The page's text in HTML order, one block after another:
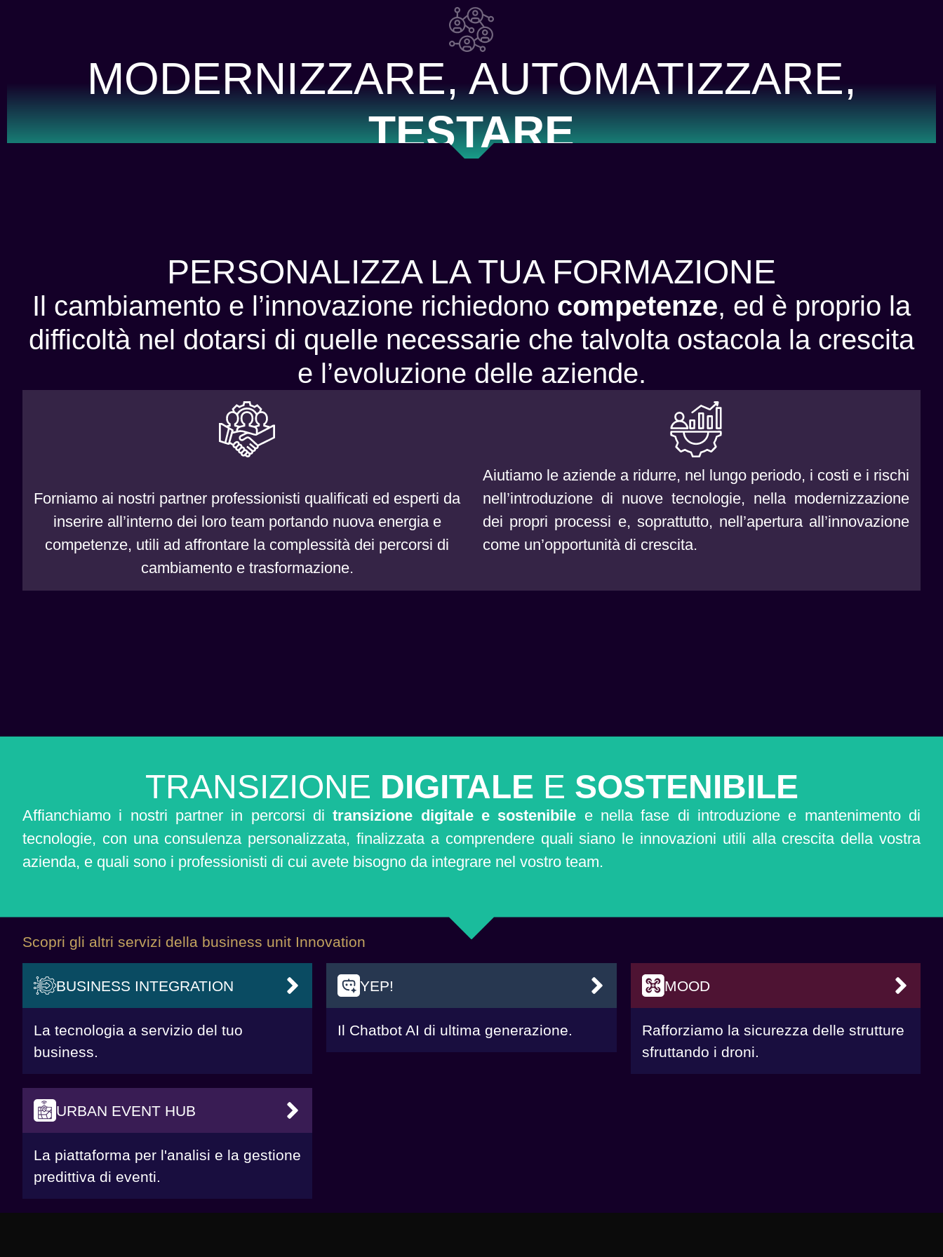
MODERNIZZARE, AUTOMATIZZARE,
TESTARE
PERSONALIZZA LA TUA FORMAZIONE
Il cambiamento e l’innovazione richiedono competenze, ed è proprio la
difficoltà nel dotarsi di quelle necessarie che talvolta ostacola la crescita
e l’evoluzione delle aziende.
Forniamo ai nostri partner professionisti qualificati ed esperti da
inserire all’interno dei loro team portando nuova energia e
competenze, utili ad affrontare la complessità dei percorsi di
cambiamento e trasformazione.
Aiutiamo le aziende a ridurre, nel lungo periodo, i costi e i rischi
nell’introduzione di nuove tecnologie, nella modernizzazione
dei propri processi e, soprattutto, nell’apertura all’innovazione
come un’opportunità di crescita.
TRANSIZIONE DIGITALE E SOSTENIBILE
Affianchiamo i nostri partner in percorsi ditransizione digitale e sostenibile e nella fase di introduzione e mantenimento di
tecnologie, con una consulenza personalizzata, finalizzata a comprendere quali siano le innovazioni utili alla crescita della vostra
azienda, e quali sono i professionisti di cui avete bisogno da integrare nel vostro team.
Scopri gli altri servizi della business unit Innovation
BUSINESS INTEGRATION
La tecnologia a servizio del tuo
business.
YEP!
Il Chatbot AI di ultima generazione.
MOOD
Rafforziamo la sicurezza delle strutture
sfruttando i droni.
URBAN EVENT HUB
La piattaforma per l'analisi e la gestione
predittiva di eventi.